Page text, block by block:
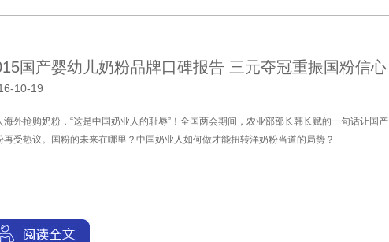
国产婴幼儿奶粉品牌口碑报告 三元夺冠重振国粉信心
10-19
海外抢购奶粉，“这是中国奶业人的耻辱”！全国两会期间，农业部部长韩长赋的一句话让国产
再受热议。国粉的未来在哪里？中国奶业人如何做才能扭转洋奶粉当道的局势？